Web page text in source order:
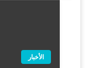
الأخبار